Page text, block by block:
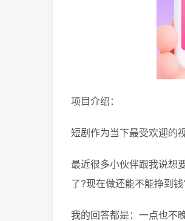
项目介绍：
短剧作为当下最受欢迎的
最近很多小伙伴跟我说想
了?现在做还能不能挣到
我的回答都是：一点也不